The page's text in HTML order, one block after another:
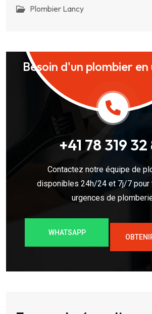
Plombier Lancy
Besoin d'un plombier en
+41 78 319 32
Contactez notre équipe de
disponibles 24h/24 et 7j/7 pour
urgences de
WHATSAPP